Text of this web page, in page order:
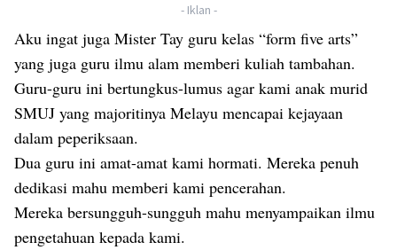
- Iklan -
Aku ingat juga Mister Tay guru kelas “form five arts”
yang juga guru ilmu alam memberi kuliah tambahan.
Guru-guru ini bertungkus-lumus agar kami anak murid
SMUJ yang majoritinya Melayu mencapai kejayaan
dalam peperiksaan.
Dua guru ini amat-amat kami hormati. Mereka penuh
dedikasi mahu memberi kami pencerahan.
Mereka bersungguh-sungguh mahu menyampaikan ilmu
pengetahuan kepada kami.